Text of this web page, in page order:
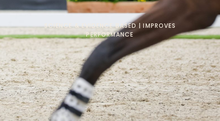
SCIENCE & EVIDENCE BASED | IMPROVES
PERFORMANCE